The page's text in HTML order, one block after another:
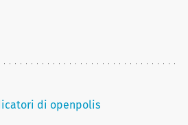
di openpolis